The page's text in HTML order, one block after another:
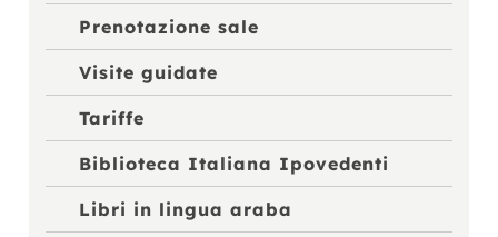
Prenotazione sale
Visite guidate
Tariffe
Biblioteca Italiana Ipovedenti
Libri in lingua araba